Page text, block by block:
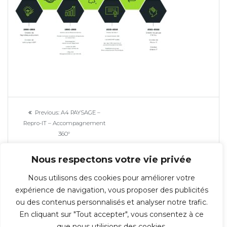
Nous respectons votre vie privée
Nous utilisons des cookies pour améliorer votre
expérience de navigation, vous proposer des publicités
ou des contenus personnalisés et analyser notre trafic.
En cliquant sur "Tout accepter", vous consentez à ce
de
l’article
Previous: Previous
post:
A4 PAYSAGE –
Repro-IT – Accompagnement
360°
© 2026 Repro-IT - Groupe IT & You ©️ - SAS au capital de 350 000€ -